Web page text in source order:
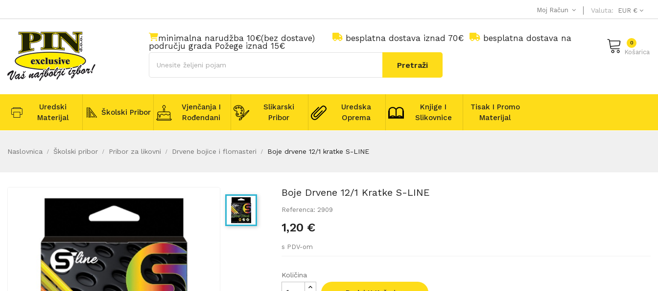
Valuta: EUR €
Moj Račun
Košarica
0
minimalna narudžba 10€(bez dostave) besplatna dostava iznad 70€
besplatna dostava na
području grada Požege iznad 15€
Pretraži
Uredski
Materijal
Školski Pribor
Vjenčanja I
Rođendani
Slikarski
Pribor
Uredska
Oprema
Knjige I
Slikovnice
Tisak I Promo
Materijal
Naslovnica Školski pribor Pribor za likovni Drvene bojice i flomasteri Boje drvene 12/1 kratke S-LINE
Boje Drvene 12/1 Kratke S-LINE
Referenca: 2909
1,20 €
s PDV-om
Količina